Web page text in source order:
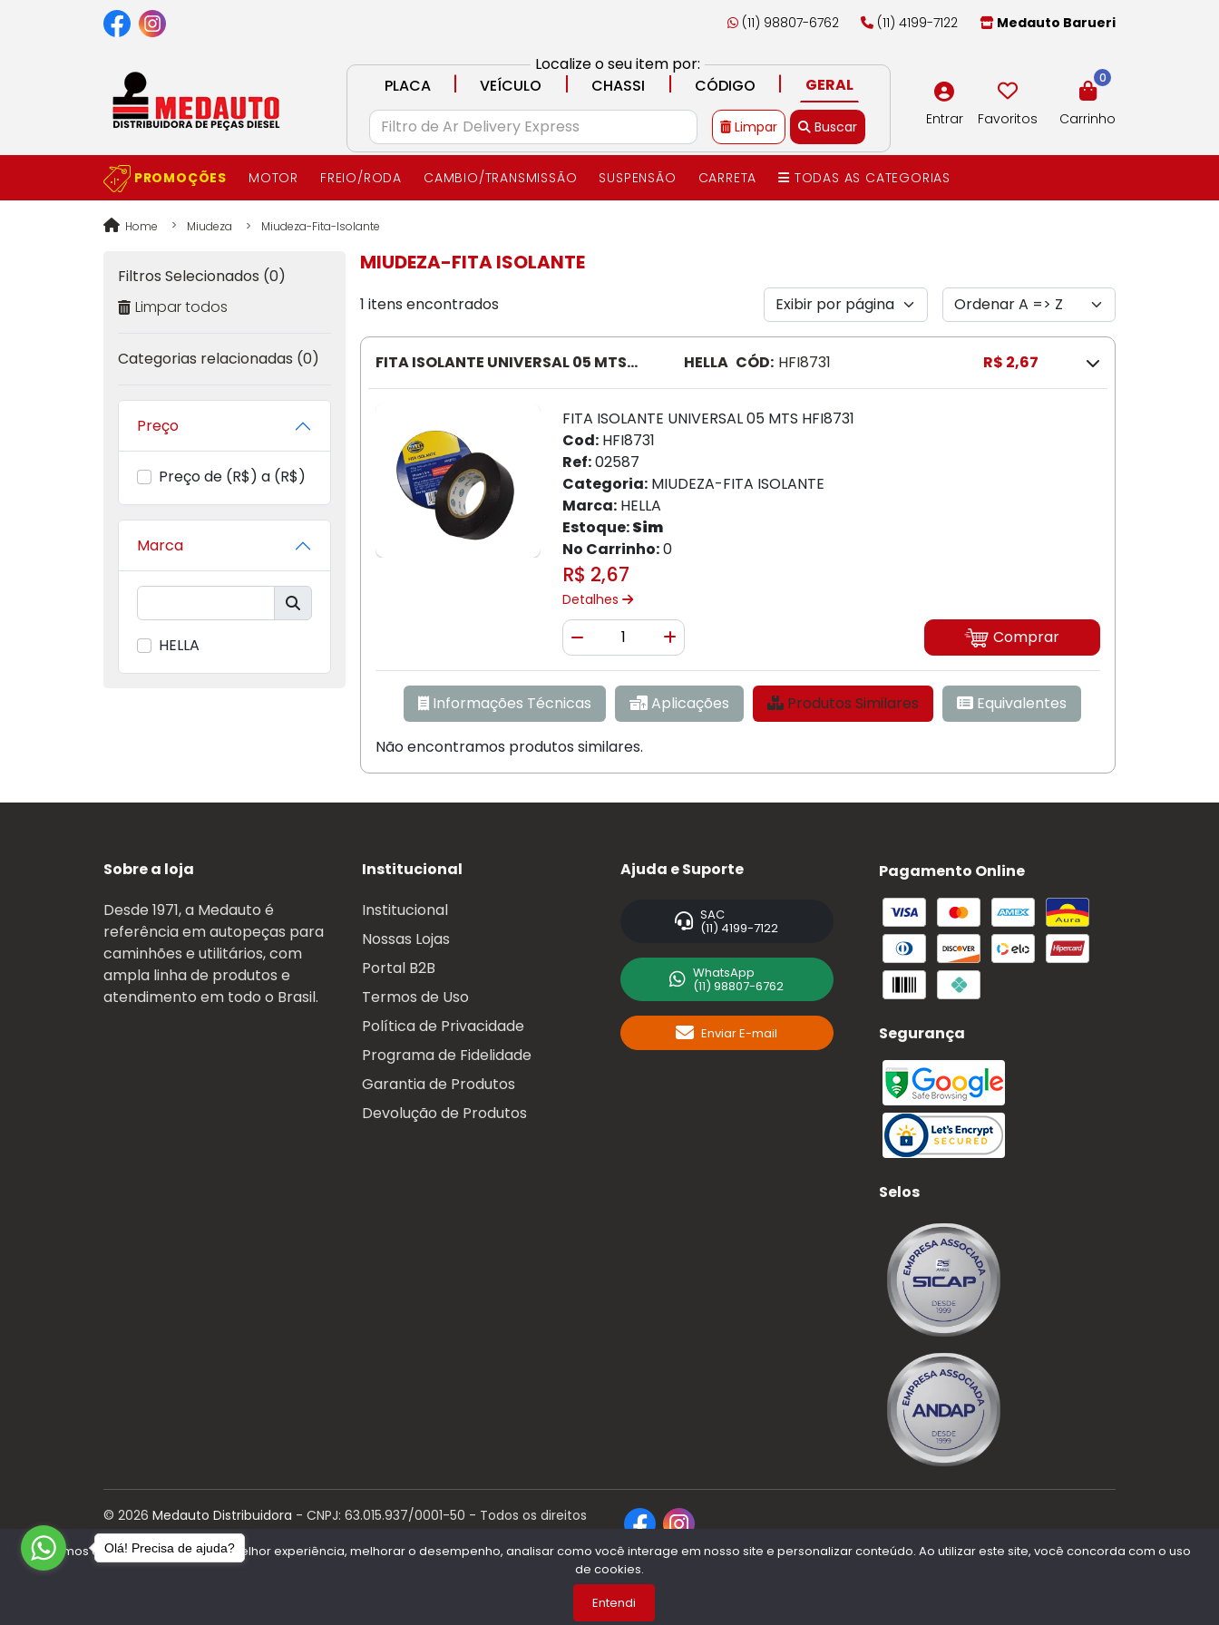
(11) 98807-6762 (11) 4199-7122 Medauto Barueri
Localize o seu item por:
PLACA
| VEÍCULO | CHASSI | CÓDIGO | GERAL
Limpar Buscar Entrar Favoritos
0
Carrinho
PROMOÇÕES MOTOR FREIO/RODA CAMBIO/TRANSMISSÃO SUSPENSÃO CARRETA TODAS AS CATEGORIAS
Home Miudeza Miudeza-Fita-Isolante
Filtros Selecionados (0)
Limpar todos
Categorias relacionadas (0)
Preço
Preço de (R$) a (R$)
Marca
HELLA
MIUDEZA-FITA ISOLANTE
1 itens encontrados
FITA ISOLANTE UNIVERSAL 05 MTS
HFI8731
HELLA CÓD: HFI8731 R$ 2,67
FITA ISOLANTE UNIVERSAL 05 MTS HFI8731
Cod: HFI8731
Ref:02587
Categoria: MIUDEZA-FITA ISOLANTE
Marca: HELLA
Estoque:Sim
No Carrinho:0
R$ 2,67
Detalhes
Diminuir Quantidade
Quantidade Comprar
Informações Técnicas Aplicações Produtos Similares Equivalentes
Não encontramos produtos similares.
Sobre a loja
Desde 1971, a Medauto é
referência em autopeças para
caminhões e utilitários, com
ampla linha de produtos e
atendimento em todo o Brasil.
Institucional
Institucional
Nossas Lojas
Portal B2B
Termos de Uso
Política de Privacidade
Programa de Fidelidade
Garantia de Produtos
Devolução de Produtos
Ajuda e Suporte
SAC
(11) 4199-7122
WhatsApp
(11) 98807-6762
Enviar E-mail
Pagamento Online
Segurança
Selos
© 2026 Medauto Distribuidora - CNPJ: 63.015.937/0001-50 - Todos os direitos
reservados.
Utilizamos cookies para oferecer melhor experiência, melhorar o desempenho, analisar como você interage em nosso site e personalizar conteúdo. Ao utilizar este site, você concorda com o uso
de cookies.
Entendi
Olá! Precisa de ajuda?